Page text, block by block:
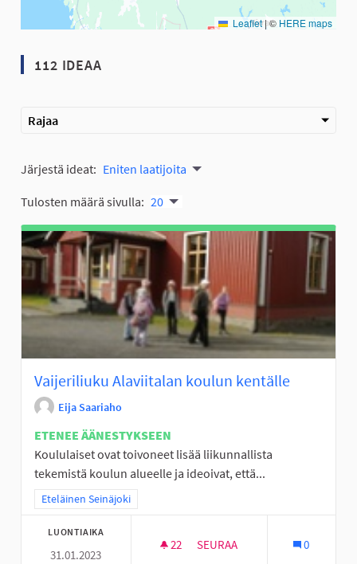
Leaflet |© HERE maps
112 IDEAA
Rajaa
Järjestä ideat: Eniten laatijoita
Tulosten määrä sivulla: 20
Vaijeriliuku Alaviitalan koulun kentälle
Eija Saariaho
ETENEE ÄÄNESTYKSEEN
Koululaiset ovat toivoneet lisää liikunnallista
tekemistä koulun alueelle ja ideoivat, että...
Rajaa tulokset teeman mukaan: Eteläinen Seinäjoki
Eteläinen Seinäjoki
LUONTIAIKA
31.01.2023
22 22 SEURAAJAA
SEURAA 0